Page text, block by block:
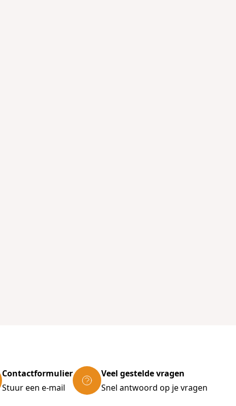
Contactformulier
Stuur een e-mail
Veel gestelde vragen
Snel antwoord op je vragen